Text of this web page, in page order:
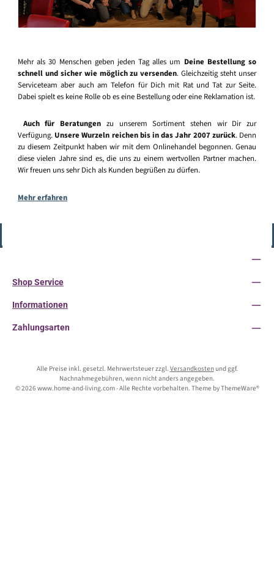
Mehr als 30 Menschen geben jeden Tag alles um Deine Bestellung so
schnell und sicher wie möglich zu versenden. Gleichzeitig steht unser
Serviceteam aber auch am Telefon für Dich mit Rat und Tat zur Seite.
Dabei spielt es keine Rolle ob es eine Bestellung oder eine Reklamation ist.
Auch für Beratungen zu unserem Sortiment stehen wir Dir zur
Verfügung. Unsere Wurzeln reichen bis in das Jahr 2007 zurück. Denn
zu diesem Zeitpunkt haben wir mit dem Onlinehandel begonnen. Genau
diese vielen Jahre sind es, die uns zu einem wertvollen Partner machen.
Wir freuen uns sehr Dich als Kunden begrüßen zu dürfen.
Mehr erfahren
Shop Service
Informationen
Zahlungsarten
Alle Preise inkl. gesetzl. Mehrwertsteuer zzgl. Versandkostenund ggf.
Nachnahmegebühren, wenn nicht anders angegeben.
© 2026 www.home-and-living.com - Alle Rechte vorbehalten. Theme byThemeWare®